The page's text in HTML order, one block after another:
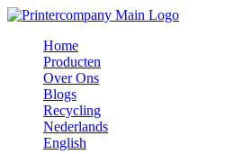
Ga
inhoud
Home
Producten
Over Ons
Blogs
Recycling
Nederlands
English